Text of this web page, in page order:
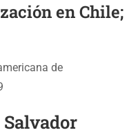
en Chile;
de